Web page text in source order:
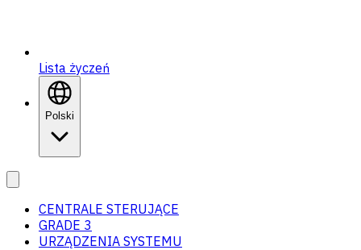
Lista życzeń
Polski
CENTRALE STERUJĄCE
GRADE 3
URZĄDZENIA SYSTEMU